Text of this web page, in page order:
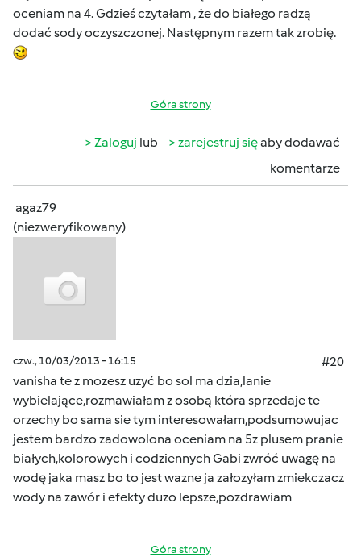
oceniam na 4. Gdzieś czytałam , że do białego radzą
dodać sody oczyszczonej. Następnym razem tak zrobię.
Góra strony
Zaloguj lub zarejestruj sięaby dodawać
komentarze
agaz79
(niezweryfikowany)
czw., 10/03/2013 - 16:15
#20
vanisha te z mozesz uzyć bo sol ma dzia,lanie
wybielające,rozmawiałam z osobą która sprzedaje te
orzechy bo sama sie tym interesowałam,podsumowujac
jestem bardzo zadowolona oceniam na 5z plusem pranie
białych,kolorowych i codziennych Gabi zwróć uwagę na
wodę jaka masz bo to jest wazne ja załozyłam zmiekczacz
wody na zawór i efekty duzo lepsze,pozdrawiam
Góra strony